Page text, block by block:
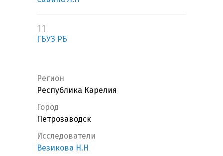
11
ГБУЗ РБ
Регион
Республика Карелия
Город
Петрозаводск
Исследователи
Везикова Н.Н